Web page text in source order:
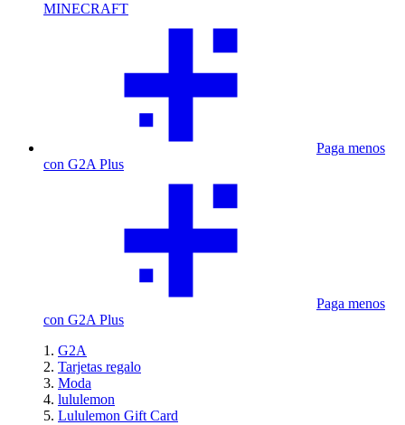
MINECRAFT
Paga menos
con G2A Plus
Paga menos
con G2A Plus
G2A
Tarjetas regalo
Moda
lululemon
Lululemon Gift Card